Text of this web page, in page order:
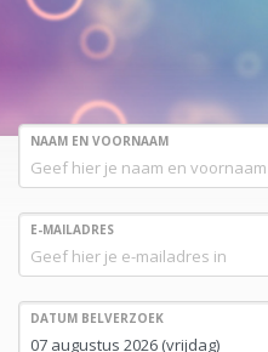
NAAM EN VOORNAAM
E-MAILADRES
DATUM BELVERZOEK